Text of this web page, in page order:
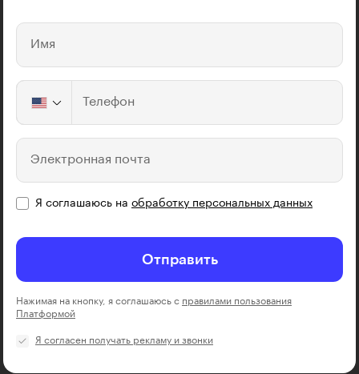
Имя
Телефон
Электронная почта
Я соглашаюсь на обработку персональных данных
Отправить
Нажимая на кнопку, я соглашаюсь с правилами пользования
Платформой
Я согласен получать рекламу и звонки